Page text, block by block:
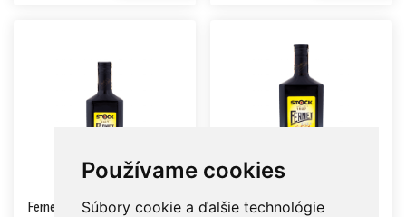
Používame cookies
Súbory cookie a ďalšie technológie
Fernet Stock Citrus Fernet Stock Citrus